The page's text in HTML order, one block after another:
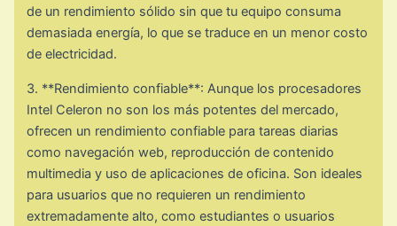
de un rendimiento sólido sin que tu equipo consuma
demasiada energía, lo que se traduce en un menor costo
de electricidad.
3. **Rendimiento confiable**: Aunque los procesadores
Intel Celeron no son los más potentes del mercado,
ofrecen un rendimiento confiable para tareas diarias
como navegación web, reproducción de contenido
multimedia y uso de aplicaciones de oficina. Son ideales
para usuarios que no requieren un rendimiento
extremadamente alto, como estudiantes o usuarios